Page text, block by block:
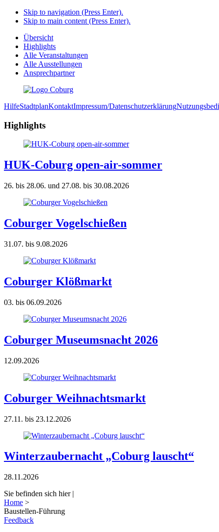
Skip to navigation (Press Enter).
Skip to main content (Press Enter).
Übersicht
Highlights
Alle Veranstaltungen
Alle Ausstellungen
Ansprechpartner
HilfeStadtplanKontaktImpressum/Datenschutzerklärung
Highlights
HUK-Coburg open-air-sommer
26. bis 28.06. und 27.08. bis 30.08.2026
Coburger Vogelschießen
31.07. bis 9.08.2026
Coburger Klößmarkt
03. bis 06.09.2026
Coburger Museumsnacht 2026
12.09.2026
Coburger Weihnachtsmarkt
27.11. bis 23.12.2026
Winterzaubernacht „Coburg lauscht“
28.11.2026
Sie befinden sich hier |
Home >
Baustellen-Führung
Feedback